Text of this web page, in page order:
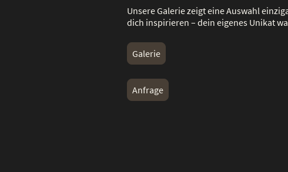
Unsere Galerie zeigt eine Auswahl
dich inspirieren – dein eigenes Unikat
Galerie
Anfrage